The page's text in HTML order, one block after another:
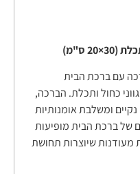
ס"מ)
עם ברכת הבית
כחול ותכלת. הברכה,
נקיים ומשלבת אומנותיות
של ברכת הבית מופיעות
מעודנות שיוצרות תחושת